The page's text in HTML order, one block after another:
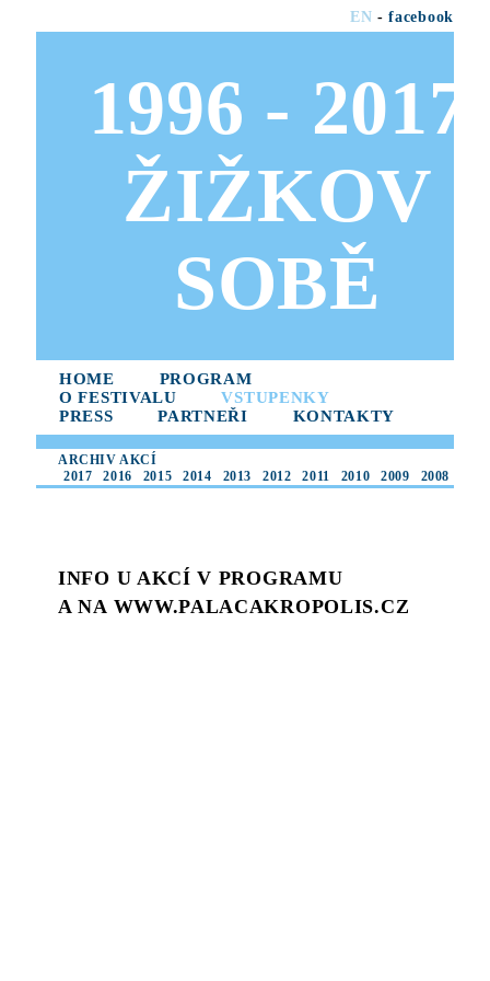
EN -facebook
1996 - 2017
ŽIŽKOV
SOBĚ
HOME
PROGRAM
O FESTIVALU
VSTUPENKY
PRESS
PARTNEŘI KONTAKTY
ARCHIV AKCÍ
2017
2016 2015 2014 2013 2012 2011 2010 2009 2008
INFO U AKCÍ V PROGRAMU
A NA WWW.PALACAKROPOLIS.CZ